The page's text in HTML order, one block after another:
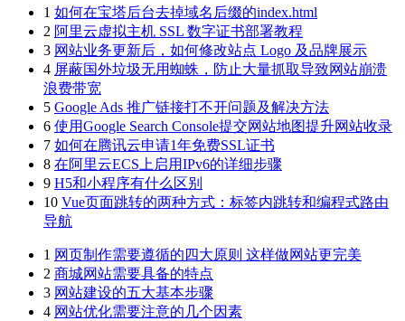
1 如何在宝塔后台去掉域名后缀的index.html
2 阿里云虚拟主机 SSL 数字证书部署教程
3 网站业务更新后，如何修改站点 Logo 及品牌展示
4 屏蔽国外垃圾无用蜘蛛，防止大量抓取导致网站崩溃
浪费带宽
5 Google Ads 推广链接打不开问题及解决方法
6 使用Google Search Console提交网站地图提升网站收录
7 如何在腾讯云申请1年免费SSL证书
8 在阿里云ECS上启用IPv6的详细步骤
9 H5和小程序有什么区别
10 Vue页面跳转的两种方式：标签内跳转和编程式路由
导航
1 网页制作需要遵循的四大原则 这样做网站更完美
2 商城网站需要具备的特点
3 网站建设的五大基本步骤
4 网站优化需要注意的几个因素